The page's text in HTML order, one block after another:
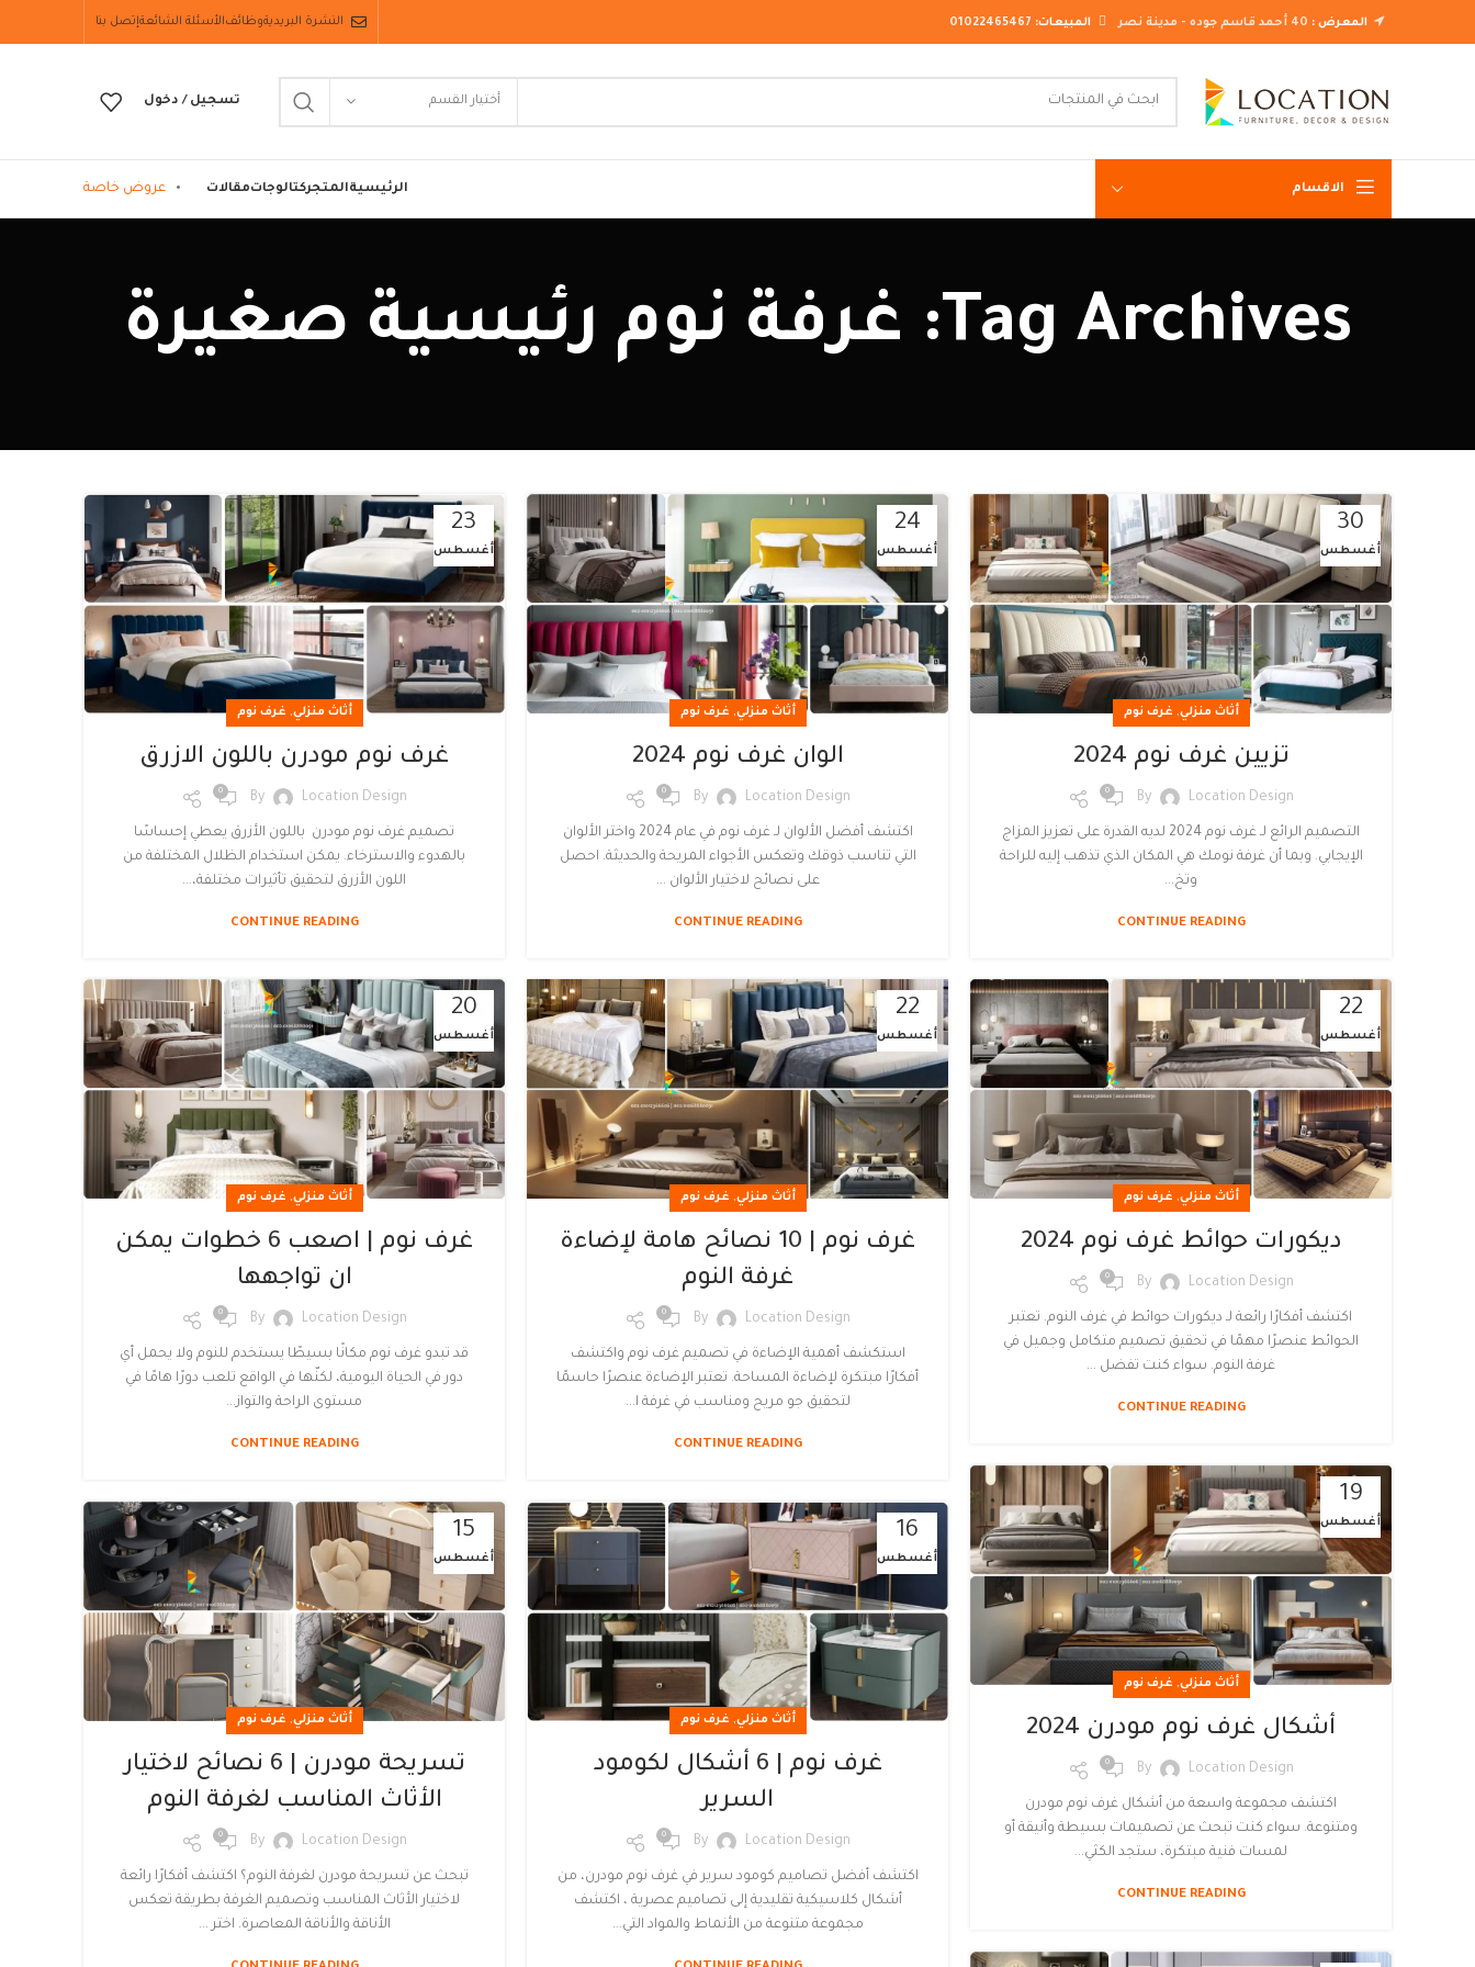
المعرض : المبيعات: 01022465467 النشرة البريديةوظائفالأسئلة الشائعةإتصل بنا
أختيار القسم تسجيل / دخول
الاقسام
غرف نوم مودرن
غرف نوم نيو كلاسيك
الرئيسيةالمتجركتالوجاتمقالات عروض خاصة
Tag Archives: غرفة نوم رئيسية صغيرة
30
أغسطس
أثاث منزلي, غرف نوم
تزيين غرف نوم 2024
By Location Design
0
التصميم الرائع لـ غرف نوم 2024 لديه القدرة على تعزيز المزاج
الإيجابي. وبما أن غرفة نومك هي المكان الذي تذهب إليه للراحة
وتخ...
CONTINUE READING
24
أغسطس
أثاث منزلي, غرف نوم
الوان غرف نوم 2024
By Location Design
0
اكتشف أفضل الألوان لـ غرف نوم في عام 2024 واختر الألوان
التي تناسب ذوقك وتعكس الأجواء المريحة والحديثة. احصل
على نصائح لاختيار الألوان ...
CONTINUE READING
23
أغسطس
أثاث منزلي, غرف نوم
غرف نوم مودرن باللون الازرق
By Location Design
0
تصميم غرف نوم مودرن باللون الأزرق يعطي إحساسًا
بالهدوء والاسترخاء. يمكن استخدام الظلال المختلفة من
اللون الأزرق لتحقيق تأثيرات مختلفة،...
CONTINUE READING
22
أغسطس
أثاث منزلي, غرف نوم
ديكورات حوائط غرف نوم 2024
By Location Design
0
اكتشف أفكارًا رائعة لـ ديكورات حوائط في غرف النوم. تعتبر
الحوائط عنصرًا مهمًا في تحقيق تصميم متكامل وجميل في
غرفة النوم. سواء كنت تفضل ...
CONTINUE READING
22
أغسطس
أثاث منزلي, غرف نوم
غرف نوم | 10 نصائح هامة لإضاءة
غرفة النوم
By Location Design
0
استكشف أهمية الإضاءة في تصميم غرف نوم واكتشف
أفكارًا مبتكرة لإضاءة المساحة. تعتبر الإضاءة عنصرًا حاسمًا
لتحقيق جو مريح ومناسب في غرفة ا...
CONTINUE READING
20
أغسطس
أثاث منزلي, غرف نوم
غرف نوم | اصعب 6 خطوات يمكن
ان تواجهها
By Location Design
0
قد تبدو غرف نوم مكانًا بسيطًا يستخدم للنوم ولا يحمل أي
دور في الحياة اليومية، لكنّها في الواقع تلعب دورًا هامًا في
مستوى الراحة والتواز...
CONTINUE READING
19
أغسطس
أثاث منزلي, غرف نوم
أشكال غرف نوم مودرن 2024
By Location Design
0
اكتشف مجموعة واسعة من أشكال غرف نوم مودرن
ومتنوعة. سواء كنت تبحث عن تصميمات بسيطة وأنيقة أو
لمسات فنية مبتكرة، ستجد الكثي...
CONTINUE READING
16
أغسطس
أثاث منزلي, غرف نوم
غرف نوم | 6 أشكال لكومود
السرير
By Location Design
0
اكتشف أفضل تصاميم كومود سرير في غرف نوم مودرن، من
أشكال كلاسيكية تقليدية إلى تصاميم عصرية ، اكتشف
مجموعة متنوعة من الأنماط والمواد التي...
15
أغسطس
أثاث منزلي, غرف نوم
تسريحة مودرن | 6 نصائح لاختيار
الأثاث المناسب لغرفة النوم
By Location Design
0
تبحث عن تسريحة مودرن لغرفة النوم؟ اكتشف أفكارًا رائعة
لاختيار الأثاث المناسب وتصميم الغرفة بطريقة تعكس
الأناقة والأناقة المعاصرة. اختر ...